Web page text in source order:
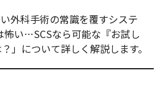
外科手術の常識を覆すシステ
怖い…SCSなら可能な『お試し
」について詳しく解説します。